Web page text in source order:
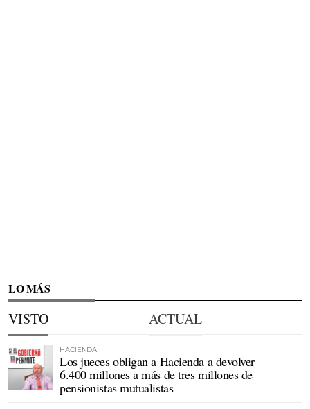
LO MÁS
VISTO ACTUAL
HACIENDA
Los jueces obligan a Hacienda a devolver
6.400 millones a más de tres millones de
pensionistas mutualistas